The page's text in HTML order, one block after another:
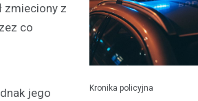
zmieciony z
co
jego
Kronika policyjna